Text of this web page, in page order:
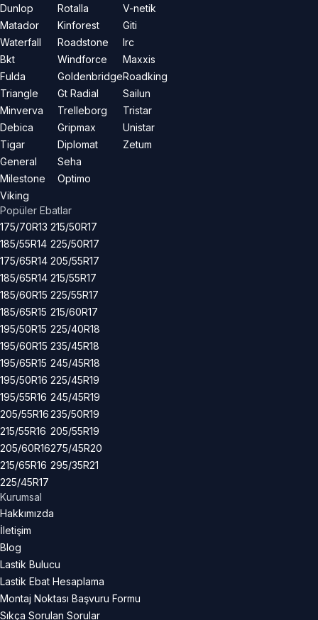
Dunlop
Matador
Waterfall
Bkt
Fulda
Triangle
Minverva
Debica
Tigar
General
Milestone
Viking
Rotalla
Kinforest
Roadstone
Windforce
Goldenbridge
Gt Radial
Trelleborg
Gripmax
Diplomat
Seha
Optimo
V-netik
Giti
Irc
Maxxis
Roadking
Sailun
Tristar
Unistar
Zetum
Popüler Ebatlar
175/70R13
185/55R14
175/65R14
185/65R14
185/60R15
185/65R15
195/50R15
195/60R15
195/65R15
195/50R16
195/55R16
205/55R16
215/55R16
205/60R16
215/65R16
225/45R17
215/50R17
225/50R17
205/55R17
215/55R17
225/55R17
215/60R17
225/40R18
235/45R18
245/45R18
225/45R19
245/45R19
235/50R19
205/55R19
275/45R20
295/35R21
Kurumsal
Hakkımızda
İletişim
Blog
Lastik Bulucu
Lastik Ebat Hesaplama
Montaj Noktası Başvuru Formu
Sıkça Sorulan Sorular